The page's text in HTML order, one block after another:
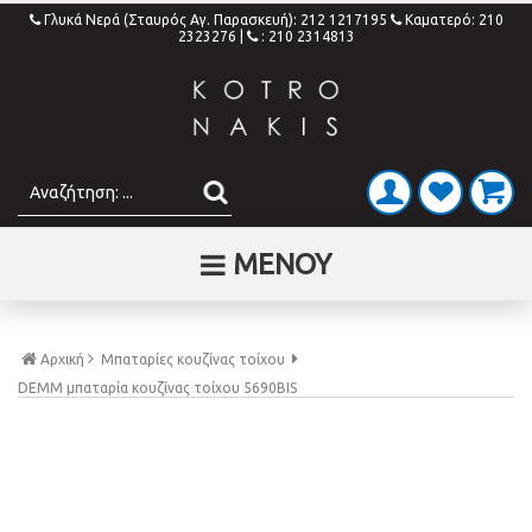
Γλυκά Νερά (Σταυρός Αγ. Παρασκευή): 212 1217195
Καματερό: 210
2323276
: 210 2314813
ΜΕΝΟΥ
Αρχική
Μπαταρίες κουζίνας τοίχου
DEMM μπαταρία κουζίνας τοίχου 5690BIS